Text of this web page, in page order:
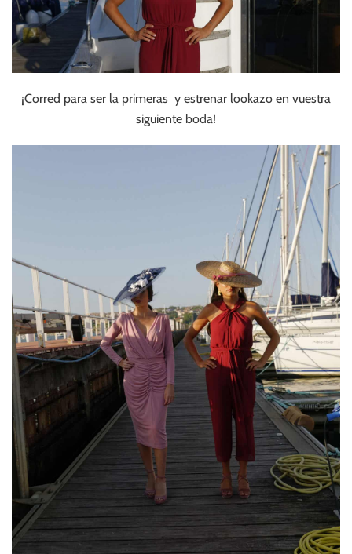
¡Corred para ser la primeras y estrenar lookazo en vuestra
siguiente boda!